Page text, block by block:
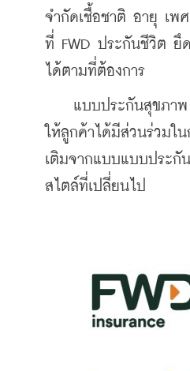
จำกัดเชื้อชาติ อายุ เพ
ที่ FWD ประกันชีวิต ยึ
ได้ตามที่ต้องการ
แบบประกันสุขภาพ
ให้ลูกค้าได้มีส่วนร่วมใ
เติมจากแบบแบบประกั
สไตล์ที่เปลี่ยนไป